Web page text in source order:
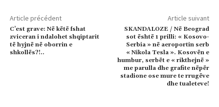
Article précédent
C’est grave: Në këtë fshat
zviceran i ndalohet shqiptarit
të hyjnë në oborrin e
shkollës?!..
Article suivant
SKANDALOZE / Në Beograd
sot është 1 prilli: « Kosovo-
Serbia » në aeroportin serb
« Nikola Tesla ». Kosovën e
humbur, serbët e « rikthejnë »
me parulla dhe grafite nëpër
stadione ose mure te rrugëve
dhe tualeteve!